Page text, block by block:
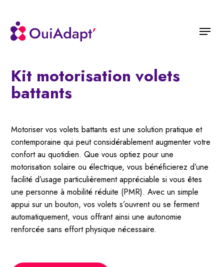
main
content
Menu
Kit motorisation volets
battants
Motoriser vos volets battants est une solution pratique et
contemporaine qui peut considérablement augmenter votre
confort au quotidien. Que vous optiez pour une
motorisation solaire ou électrique, vous bénéficierez d’une
facilité d’usage particulièrement appréciable si vous êtes
une personne à mobilité réduite (PMR). Avec un simple
appui sur un bouton, vos volets s’ouvrent ou se ferment
automatiquement, vous offrant ainsi une autonomie
renforcée sans effort physique nécessaire.